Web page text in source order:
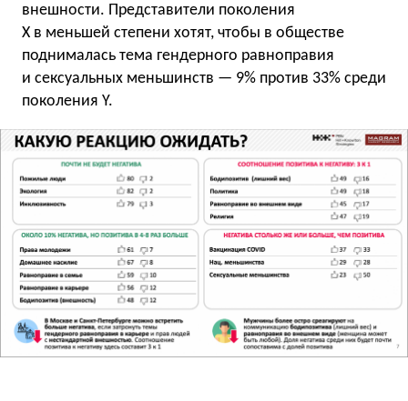
внешности. Представители поколения
X в меньшей степени хотят, чтобы в обществе
поднималась тема гендерного равноправия
и сексуальных меньшинств — 9% против 33% среди
поколения Y.